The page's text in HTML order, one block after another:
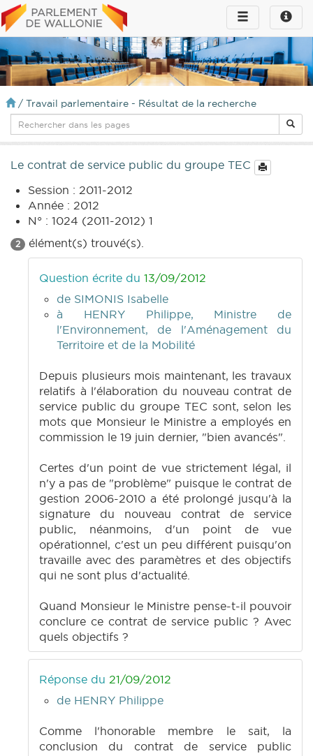
Toggle
infos
Toggle
navigation
/ Travail parlementaire - Résultat de la recherche
Le contrat de service public du groupe TEC
Session : 2011-2012
Année : 2012
N° : 1024 (2011-2012) 1
2 élément(s) trouvé(s).
Question écrite du 13/09/2012
de SIMONIS Isabelle
à HENRY Philippe, Ministre de
l'Environnement, de l'Aménagement du
Territoire et de la Mobilité
Depuis plusieurs mois maintenant, les travaux
relatifs à l'élaboration du nouveau contrat de
service public du groupe TEC sont, selon les
mots que Monsieur le Ministre a employés en
commission le 19 juin dernier, "bien avancés".
Certes d'un point de vue strictement légal, il
n'y a pas de "problème" puisque le contrat de
gestion 2006-2010 a été prolongé jusqu'à la
signature du nouveau contrat de service
public, néanmoins, d'un point de vue
opérationnel, c'est un peu différent puisqu'on
travaille avec des paramètres et des objectifs
qui ne sont plus d'actualité.
Quand Monsieur le Ministre pense-t-il pouvoir
conclure ce contrat de service public ? Avec
quels objectifs ?
Réponse du 21/09/2012
de HENRY Philippe
Comme l'honorable membre le sait, la
conclusion du contrat de service public